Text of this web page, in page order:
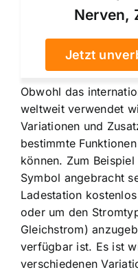
Nerven,
Jetzt
Obwohl das
weltweit verwendet
Variationen und
bestimmte
können. Zum
Symbol angebracht
Ladestation
oder um den
Gleichstrom)
verfügbar ist. Es ist
verschiedenen